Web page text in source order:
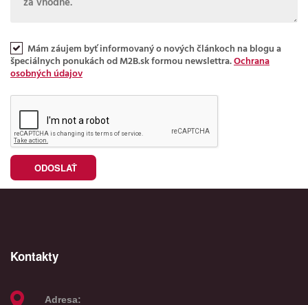
Mám záujem byť informovaný o nových článkoch na blogu a
špeciálnych ponukách od M2B.sk formou newslettra. Ochrana
osobných údajov
Kontakty
Adresa: